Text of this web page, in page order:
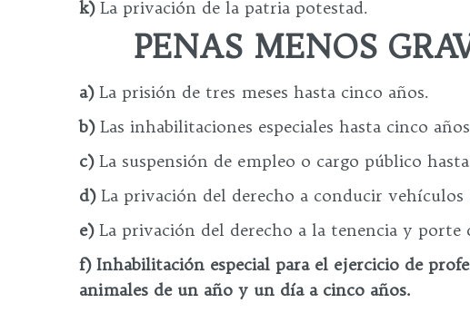
k)La privación de la patria potestad.
PENAS MENOS
a)La prisión de tres meses hasta cinco años.
b)Las inhabilitaciones especiales hasta cinco
c)La suspensión de empleo o cargo público
d)La privación del derecho a conducir
e)La privación del derecho a la tenencia y porte
f) Inhabilitación especial para el ejercicio de
animales de un año y un día a cinco años.